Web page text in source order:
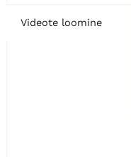
Videote loomine